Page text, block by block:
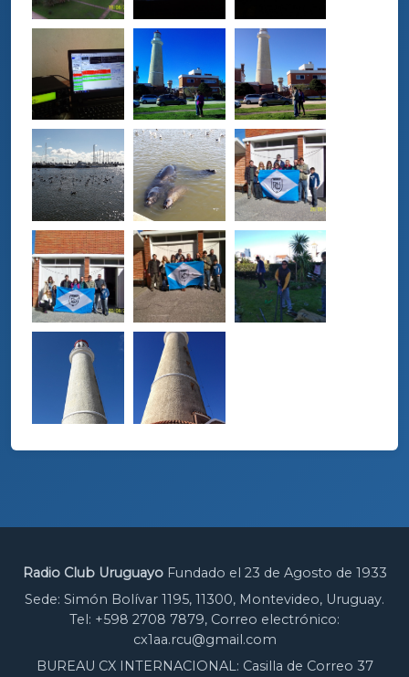
Radio Club UruguayoFundado el 23 de Agosto de 1933
Sede: Simón Bolívar 1195, 11300, Montevideo, Uruguay.
Tel: +598 2708 7879, Correo electrónico:
cx1aa.rcu@gmail.com
BUREAU CX INTERNACIONAL: Casilla de Correo 37